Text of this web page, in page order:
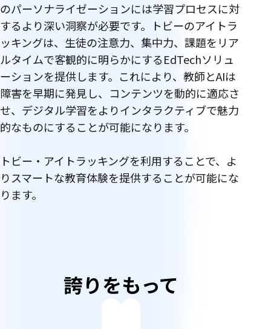
のパーソナライゼーションには学習プロセスに対
するより深い洞察が必要です。トビーのアイトラ
ッキングは、生徒の注意力、集中力、課題をリア
ルタイムで客観的に明らかにするEdTechソリュ
ーションを提供します。これにより、教師とAIは
障害を早期に発見し、コンテンツを動的に適応さ
せ、デジタル学習をよりインタラクティブで魅力
的なものにすることが可能になります。
トビー・アイトラッキングを利用することで、よ
りスマートな教育体験を提供することが可能にな
ります。
誇りをもって